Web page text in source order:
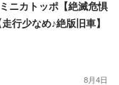
ニカトッポ【絶滅危惧
行少なめ♪絶版旧車】
8月4日